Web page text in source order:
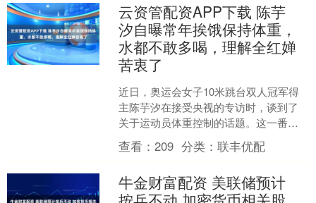
云资管配资APP下载 陈芋
汐自曝常年挨饿保持体重，
水都不敢多喝，理解全红婵
苦衷了
近日，奥运会女子10米跳台双人冠军得
主陈芋汐在接受央视的专访时，谈到了
关于运动员体重控制的话题。这一番话
让人们更加深刻地理解了跳水运动员的
不易，也让许多人纷纷表....
查看：209 分类：联丰优配
牛金财富配资 美联储预计